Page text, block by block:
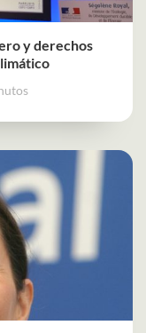
y derechos